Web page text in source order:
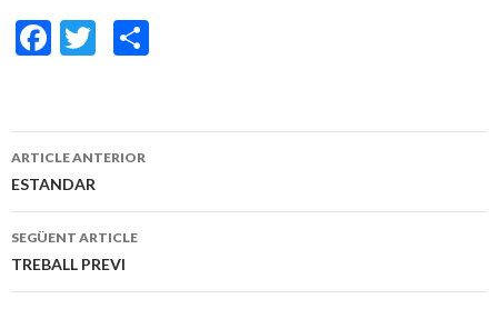
F
b
o
o
k
T
er p
te
Navegació
pels
articles
ARTICLE ANTERIOR
ESTANDAR
SEGÜENT ARTICLE
TREBALL PREVI